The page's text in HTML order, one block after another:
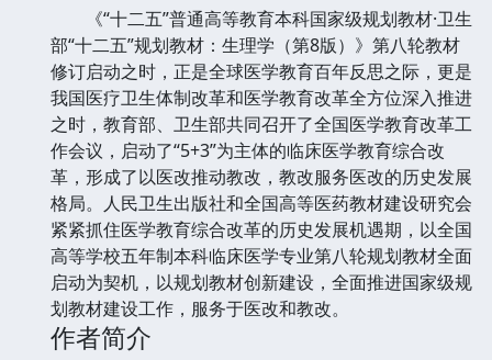
《“十二五”普通高等教育本科国家级规划教材·卫生
部“十二五”规划教材：生理学（第8版）》第八轮教材
修订启动之时，正是全球医学教育百年反思之际，更是
我国医疗卫生体制改革和医学教育改革全方位深入推进
之时，教育部、卫生部共同召开了全国医学教育改革工
作会议，启动了“5+3”为主体的临床医学教育综合改
革，形成了以医改推动教改，教改服务医改的历史发展
格局。人民卫生出版社和全国高等医药教材建设研究会
紧紧抓住医学教育综合改革的历史发展机遇期，以全国
高等学校五年制本科临床医学专业第八轮规划教材全面
启动为契机，以规划教材创新建设，全面推进国家级规
划教材建设工作，服务于医改和教改。
作者简介